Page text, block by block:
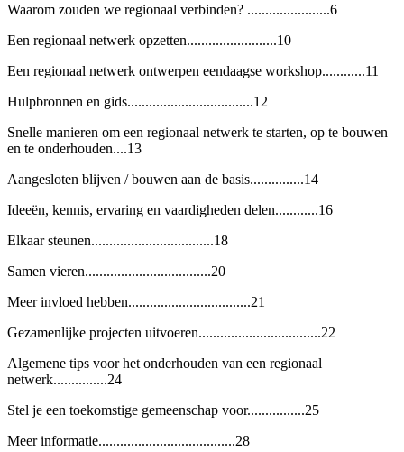
Waarom zouden we regionaal verbinden? .......................6
Een regionaal netwerk opzetten.........................10
Een regionaal netwerk ontwerpen eendaagse workshop............11
Hulpbronnen en gids...................................12
Snelle manieren om een regionaal netwerk te starten, op te bouwen
en te onderhouden....13
Aangesloten blijven / bouwen aan de basis...............14
Ideeën, kennis, ervaring en vaardigheden delen............16
Elkaar steunen..................................18
Samen vieren...................................20
Meer invloed hebben..................................21
Gezamenlijke projecten uitvoeren..................................22
Algemene tips voor het onderhouden van een regionaal
netwerk...............24
Stel je een toekomstige gemeenschap voor................25
Meer informatie......................................28